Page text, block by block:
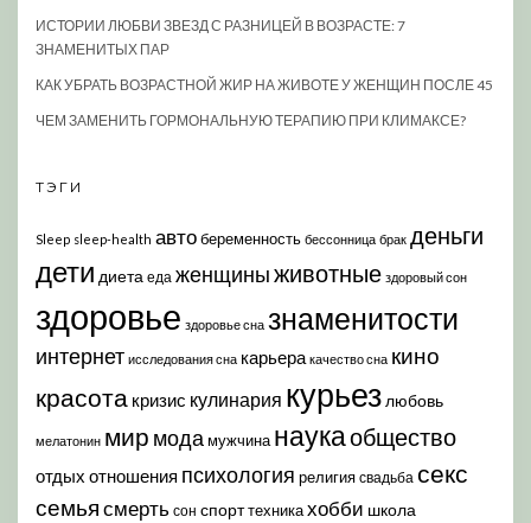
ИСТОРИИ ЛЮБВИ ЗВЕЗД С РАЗНИЦЕЙ В ВОЗРАСТЕ: 7
ЗНАМЕНИТЫХ ПАР
КАК УБРАТЬ ВОЗРАСТНОЙ ЖИР НА ЖИВОТЕ У ЖЕНЩИН ПОСЛЕ 45
ЧЕМ ЗАМЕНИТЬ ГОРМОНАЛЬНУЮ ТЕРАПИЮ ПРИ КЛИМАКСЕ?
ТЭГИ
Sleep sleep-health автобеременность бессонница брак деньги
дети диета еда женщиныживотные здоровый сон
здоровье здоровье сна знаменитости
интернет исследования сна карьера качество сна кино
красота кризис кулинария курьез любовь
мелатонин мир модамужчина наукаобщество
отдых отношения психология религия свадьба секс
семья смерть сон спорттехникахобби школа